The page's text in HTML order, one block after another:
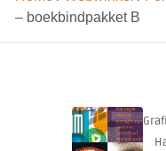
– boekbindpakket B